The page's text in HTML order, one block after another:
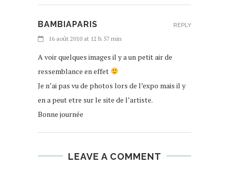
BAMBIAPARIS
16 août 2010 at 12 h 57 min
A voir quelques images il y a un petit air de
ressemblance en effet
Je n’ai pas vu de photos lors de l’expo mais il y
en a peut etre sur le site de l’artiste.
Bonne journée
REPLY
LEAVE A COMMENT